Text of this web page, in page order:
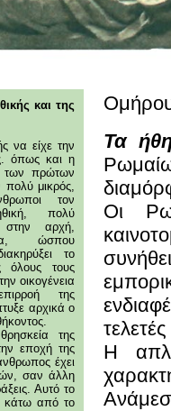
και της
να είχε την
όπως και η
των πρώτων
πολύ μικρός,
τον
πολύ
στην αρχή,
ώσπου
το
όλους τους
οικογένεια
της
αρχικά ο
της
εποχή της
έχει
σαν άλλη
Αυτό το
κάτω από το
Ομήρου
Τα
Οι
Η